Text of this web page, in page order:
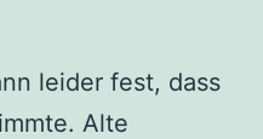
leider fest, dass
Alte